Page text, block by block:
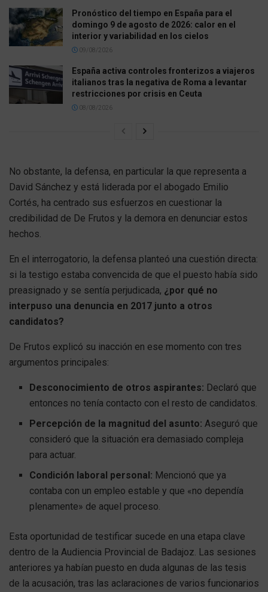
Pronóstico del tiempo en España para el
domingo 9 de agosto de 2026: calor en el
interior y variabilidad en los cielos
09/08/2026
España activa controles fronterizos a viajeros
italianos tras la negativa de Roma a levantar
restricciones por crisis en Ceuta
08/08/2026
No obstante, la defensa, en particular la que representa a
David Sánchez y está liderada por el abogado Emilio
Cortés, ha centrado sus esfuerzos en cuestionar la
credibilidad de De Frutos y la demora en denunciar estos
hechos.
En el interrogatorio, la defensa planteó una cuestión directa:
si la testigo estaba convencida de que el puesto había sido
preasignado y se sentía perjudicada, ¿por qué no
interpuso una denuncia en 2017 junto a otros
candidatos?
De Frutos explicó su inacción en ese momento con tres
argumentos principales:
Desconocimiento de otros aspirantes: Declaró que
entonces no tenía contacto con el resto de candidatos.
Percepción de la magnitud del asunto: Aseguró que
consideró que la situación era demasiado compleja
para actuar.
Condición laboral personal: Mencionó que ya
contaba con un empleo estable y que «no dependía
plenamente» de aquel proceso.
Esta oportunidad de testificar sucede en una etapa clave
dentro de la Audiencia Provincial de Badajoz. Las sesiones
anteriores ya habían puesto en duda algunas de las tesis
de la acusación, tras las aclaraciones de varios funcionarios